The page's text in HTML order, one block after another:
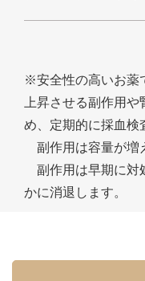
※安全性の高いお薬
上昇させる副作用
め、定期的に採血検
副作用は容量が増
副作用は早期に対
かに消退します。